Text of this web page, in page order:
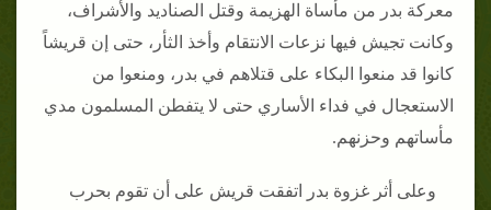
معركة بدر من مأساة الهزيمة وقتل الصناديد والأشراف،
وكانت تجيش فيها نزعات الانتقام وأخذ الثأر، حتى إن قريشاً
كانوا قد منعوا البكاء على قتلاهم في بدر، ومنعوا من
الاستعجال في فداء الأساري حتى لا يتفطن المسلمون مدي
مأساتهم وحزنهم‏.‏
وعلى أثر غزوة بدر اتفقت قريش على أن تقوم بحرب